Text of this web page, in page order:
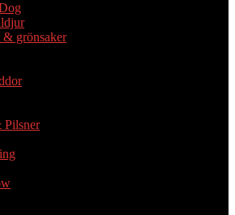
& grönsaker
Pilsner